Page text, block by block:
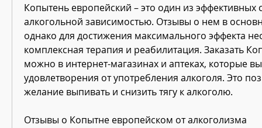
Копытень европейский – это один из
алкогольной зависимостью. Отзывы о нем в
однако для достижения максимального эффекта
комплексная терапия и реабилитация. Заказать
можно в интернет-магазинах и аптеках, которые
удовлетворения от употребления алкоголя. Это
желание выпивать и снизить тягу к алкоголю.
Отзывы о Копытне европейском от алкоголизма